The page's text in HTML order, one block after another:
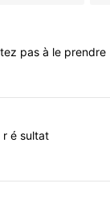
pas à le prendre
r é sultat